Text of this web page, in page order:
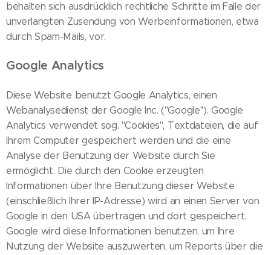
behalten sich ausdrücklich rechtliche Schritte im Falle der
unverlangten Zusendung von Werbeinformationen, etwa
durch Spam-Mails, vor.
Google Analytics
Diese Website benutzt Google Analytics, einen
Webanalysedienst der Google Inc. (''Google''). Google
Analytics verwendet sog. ''Cookies'', Textdateien, die auf
Ihrem Computer gespeichert werden und die eine
Analyse der Benutzung der Website durch Sie
ermöglicht. Die durch den Cookie erzeugten
Informationen über Ihre Benutzung dieser Website
(einschließlich Ihrer IP-Adresse) wird an einen Server von
Google in den USA übertragen und dort gespeichert.
Google wird diese Informationen benutzen, um Ihre
Nutzung der Website auszuwerten, um Reports über die